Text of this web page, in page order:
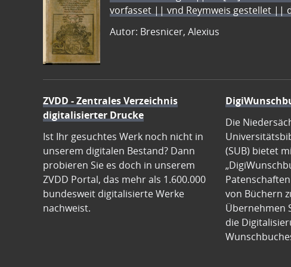
vorfasset || vnd Reymweis gestellet ||
Autor: Bresnicer, Alexius
ZVDD - Zentrales Verzeichnis
digitalisierter Drucke
Ist Ihr gesuchtes Werk noch nicht in
unserem digitalen Bestand? Dann
probieren Sie es doch in unserem
ZVDD Portal, das mehr als 1.600.000
bundesweit digitalisierte Werke
nachweist.
Die
(SUB) bietet
von Büchern
Übernehmen
die